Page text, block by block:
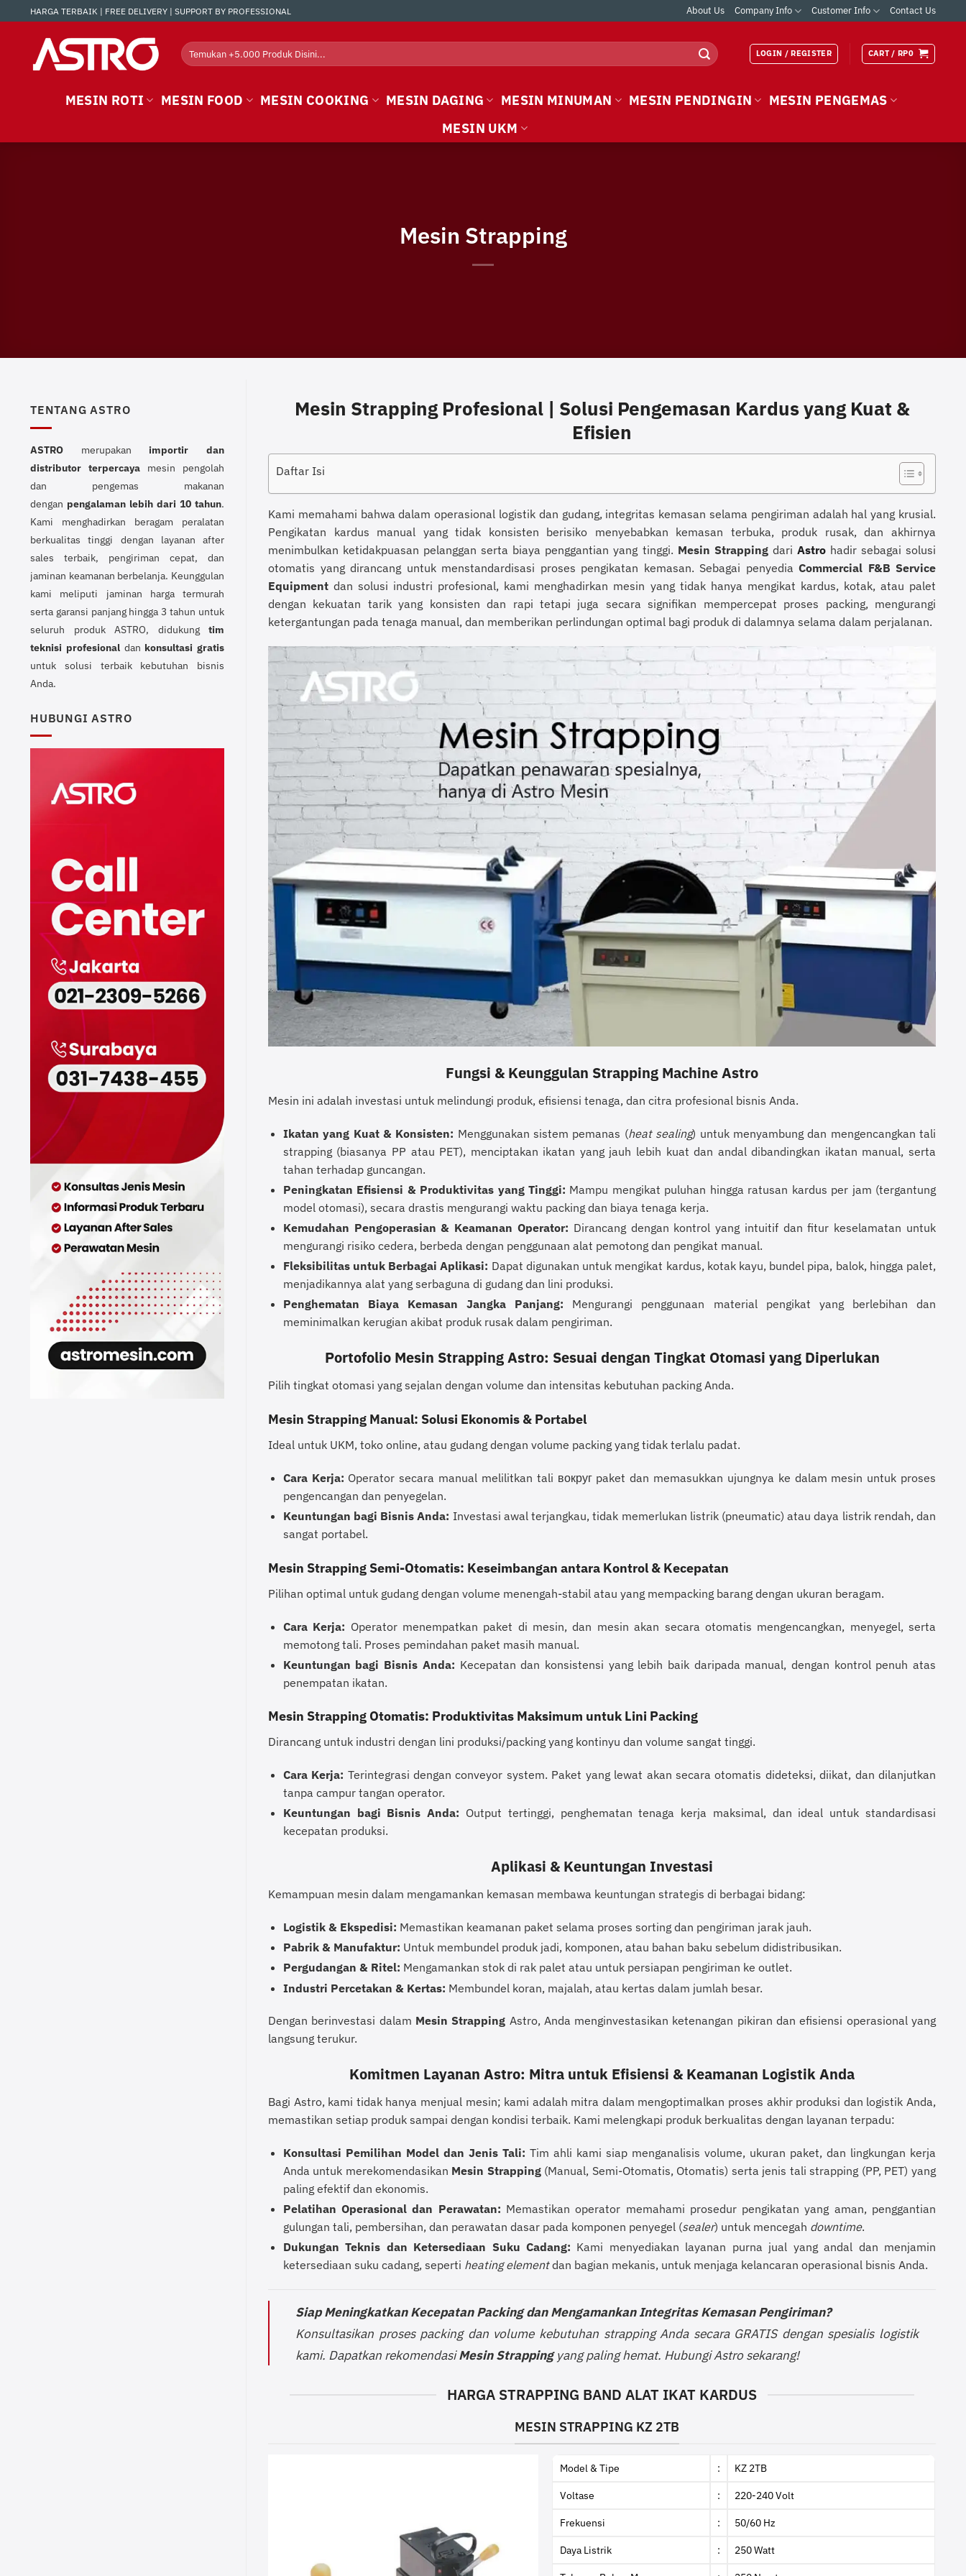
to
HARGA TERBAIK | FREE DELIVERY | SUPPORT BY PROFESSIONAL About Us Company Info Customer Info Contact Us
Search
for:
LOGIN / REGISTER CART / RP0
MESIN ROTI MESIN FOOD MESIN COOKING MESIN DAGING MESIN MINUMAN MESIN PENDINGIN
MESIN PENGEMAS
MESIN UKM
Mesin Strapping
TENTANG ASTRO
ASTRO merupakanimportir dan
distributor terpercaya mesin pengolah
dan pengemas makanan
dengan pengalaman lebih dari 10 tahun.
Kami menghadirkan beragam peralatan
berkualitas tinggi dengan layanan after
sales terbaik, pengiriman cepat, dan
jaminan keamanan berbelanja. Keunggulan
kami meliputi jaminan harga termurah
serta garansi panjang hingga 3 tahun untuk
seluruh produk ASTRO, didukung tim
teknisi profesionaldan konsultasi gratis
untuk solusi terbaik kebutuhan bisnis
Anda.
HUBUNGI ASTRO
Mesin Strapping Profesional | Solusi Pengemasan Kardus yang Kuat &
Efisien
Daftar Isi
Kami memahami bahwa dalam operasional logistik dan gudang, integritas kemasan selama pengiriman adalah hal yang krusial.
Pengikatan kardus manual yang tidak konsisten berisiko menyebabkan kemasan terbuka, produk rusak, dan akhirnya
menimbulkan ketidakpuasan pelanggan serta biaya penggantian yang tinggi. Mesin Strappingdari Astrohadir sebagai solusi
otomatis yang dirancang untuk menstandardisasi proses pengikatan kemasan. Sebagai penyedia Commercial F&B Service
Equipment dan solusi industri profesional, kami menghadirkan mesin yang tidak hanya mengikat kardus, kotak, atau palet
dengan kekuatan tarik yang konsisten dan rapi tetapi juga secara signifikan mempercepat proses packing, mengurangi
ketergantungan pada tenaga manual, dan memberikan perlindungan optimal bagi produk di dalamnya selama dalam perjalanan.
Fungsi & Keunggulan Strapping Machine Astro
Mesin ini adalah investasi untuk melindungi produk, efisiensi tenaga, dan citra profesional bisnis Anda.
Ikatan yang Kuat & Konsisten: Menggunakan sistem pemanas (heat sealing) untuk menyambung dan mengencangkan tali
strapping (biasanya PP atau PET), menciptakan ikatan yang jauh lebih kuat dan andal dibandingkan ikatan manual, serta
tahan terhadap guncangan.
Peningkatan Efisiensi & Produktivitas yang Tinggi: Mampu mengikat puluhan hingga ratusan kardus per jam (tergantung
model otomasi), secara drastis mengurangi waktu packing dan biaya tenaga kerja.
Kemudahan Pengoperasian & Keamanan Operator: Dirancang dengan kontrol yang intuitif dan fitur keselamatan untuk
mengurangi risiko cedera, berbeda dengan penggunaan alat pemotong dan pengikat manual.
Fleksibilitas untuk Berbagai Aplikasi: Dapat digunakan untuk mengikat kardus, kotak kayu, bundel pipa, balok, hingga palet,
menjadikannya alat yang serbaguna di gudang dan lini produksi.
Penghematan Biaya Kemasan Jangka Panjang: Mengurangi penggunaan material pengikat yang berlebihan dan
meminimalkan kerugian akibat produk rusak dalam pengiriman.
Portofolio Mesin Strapping Astro: Sesuai dengan Tingkat Otomasi yang Diperlukan
Pilih tingkat otomasi yang sejalan dengan volume dan intensitas kebutuhan packing Anda.
Mesin Strapping Manual: Solusi Ekonomis & Portabel
Ideal untuk UKM, toko online, atau gudang dengan volume packing yang tidak terlalu padat.
Cara Kerja: Operator secara manual melilitkan tali вокруг paket dan memasukkan ujungnya ke dalam mesin untuk proses
pengencangan dan penyegelan.
Keuntungan bagi Bisnis Anda: Investasi awal terjangkau, tidak memerlukan listrik (pneumatic) atau daya listrik rendah, dan
sangat portabel.
Mesin Strapping Semi-Otomatis: Keseimbangan antara Kontrol & Kecepatan
Pilihan optimal untuk gudang dengan volume menengah-stabil atau yang mempacking barang dengan ukuran beragam.
Cara Kerja: Operator menempatkan paket di mesin, dan mesin akan secara otomatis mengencangkan, menyegel, serta
memotong tali. Proses pemindahan paket masih manual.
Keuntungan bagi Bisnis Anda: Kecepatan dan konsistensi yang lebih baik daripada manual, dengan kontrol penuh atas
penempatan ikatan.
Mesin Strapping Otomatis: Produktivitas Maksimum untuk Lini Packing
Dirancang untuk industri dengan lini produksi/packing yang kontinyu dan volume sangat tinggi.
Cara Kerja: Terintegrasi dengan conveyor system. Paket yang lewat akan secara otomatis dideteksi, diikat, dan dilanjutkan
tanpa campur tangan operator.
Keuntungan bagi Bisnis Anda: Output tertinggi, penghematan tenaga kerja maksimal, dan ideal untuk standardisasi
kecepatan produksi.
Aplikasi & Keuntungan Investasi
Kemampuan mesin dalam mengamankan kemasan membawa keuntungan strategis di berbagai bidang:
Logistik & Ekspedisi: Memastikan keamanan paket selama proses sorting dan pengiriman jarak jauh.
Pabrik & Manufaktur: Untuk membundel produk jadi, komponen, atau bahan baku sebelum didistribusikan.
Pergudangan & Ritel: Mengamankan stok di rak palet atau untuk persiapan pengiriman ke outlet.
Industri Percetakan & Kertas: Membundel koran, majalah, atau kertas dalam jumlah besar.
Dengan berinvestasi dalam Mesin Strapping Astro, Anda menginvestasikan ketenangan pikiran dan efisiensi operasional yang
langsung terukur.
Komitmen Layanan Astro: Mitra untuk Efisiensi & Keamanan Logistik Anda
Bagi Astro, kami tidak hanya menjual mesin; kami adalah mitra dalam mengoptimalkan proses akhir produksi dan logistik Anda,
memastikan setiap produk sampai dengan kondisi terbaik. Kami melengkapi produk berkualitas dengan layanan terpadu:
Konsultasi Pemilihan Model dan Jenis Tali: Tim ahli kami siap menganalisis volume, ukuran paket, dan lingkungan kerja
Anda untuk merekomendasikan Mesin Strapping(Manual, Semi-Otomatis, Otomatis) serta jenis tali strapping (PP, PET) yang
paling efektif dan ekonomis.
Pelatihan Operasional dan Perawatan: Memastikan operator memahami prosedur pengikatan yang aman, penggantian
gulungan tali, pembersihan, dan perawatan dasar pada komponen penyegel (sealer) untuk mencegah downtime.
Dukungan Teknis dan Ketersediaan Suku Cadang: Kami menyediakan layanan purna jual yang andal dan menjamin
ketersediaan suku cadang, seperti heating elementdan bagian mekanis, untuk menjaga kelancaran operasional bisnis Anda.
Siap Meningkatkan Kecepatan Packing dan Mengamankan Integritas Kemasan Pengiriman?
Konsultasikan proses packing dan volume kebutuhan strapping Anda secara GRATIS dengan spesialis logistik
kami. Dapatkan rekomendasiMesin Strappingyang paling hemat. Hubungi Astro sekarang!
HARGA STRAPPING BAND ALAT IKAT KARDUS
MESIN STRAPPING KZ 2TB
Model & Tipe : KZ 2TB
Voltase : 220-240 Volt
Frekuensi : 50/60 Hz
Daya Listrik : 250 Watt